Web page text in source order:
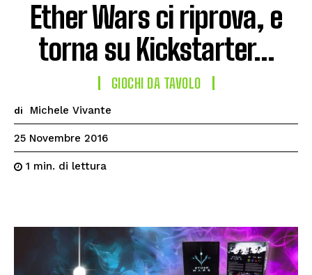
Ether Wars ci riprova, e
torna su Kickstarter…
GIOCHI DA TAVOLO
di Michele Vivante
25 Novembre 2016
1 min. di lettura